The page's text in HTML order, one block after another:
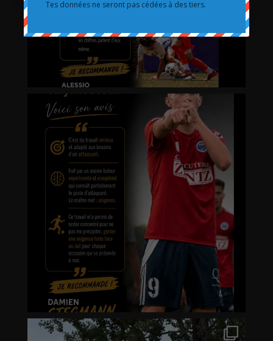
Tes données ne seront pas cédées à des tiers.